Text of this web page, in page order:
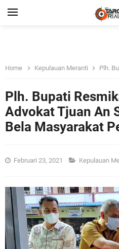
Home Kepulauan Meranti Plh. Bupati
Plh. Bupati
Advokat Tjuan An
Bela Masyarakat
Februari 23, 2021 Kepulauan